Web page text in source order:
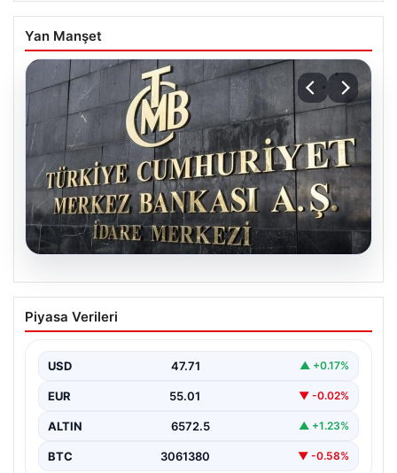
Yan Manşet
Merkez Bankası Nisan Ayı Faiz Kararı Ne
Zaman Açıklanacak? Ekonomistlerin
Türkiye Cumhuriyet Merkez Bankası (TCMB) Para
üzere…
Piyasa Verileri
USD 47.71 ▲ +0.17%
EUR 55.01 ▼ -0.02%
ALTIN 6572.5 ▲ +1.23%
BTC 3061380 ▼ -0.58%